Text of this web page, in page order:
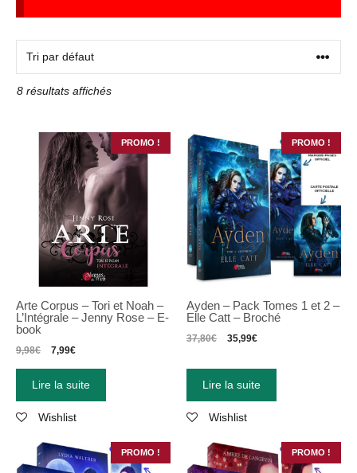
8 résultats affichés
PROMO !
Arte Corpus – Tori et Noah –
L’Intégrale – Jenny Rose – E-
book
9,98€ 7,99€
Lire la suite
Wishlist
PROMO !
Ayden – Pack Tomes 1 et 2 –
Elle Catt – Broché
37,80€ 35,99€
Lire la suite
Wishlist
PROMO ! PROMO !